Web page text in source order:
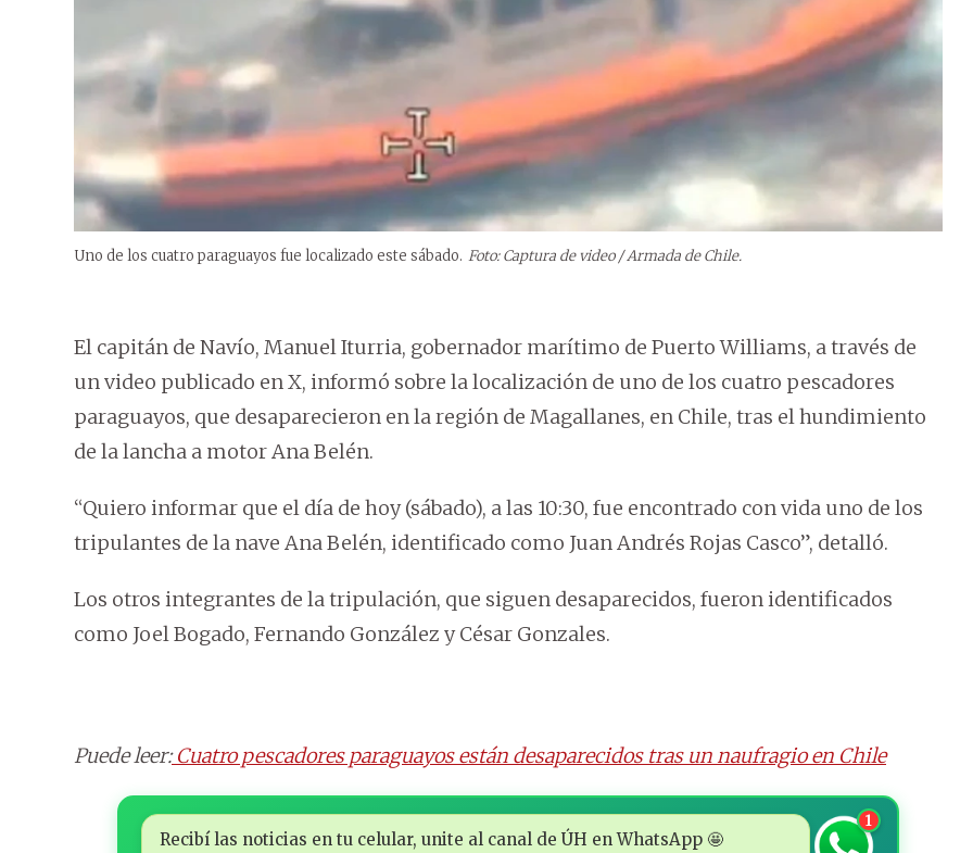
Uno de los cuatro paraguayos fue localizado este sábado. Foto: Captura de video / Armada de Chile.
El capitán de Navío, Manuel Iturria, gobernador marítimo de Puerto Williams, a través de
un video publicado en X, informó sobre la localización de uno de los cuatro pescadores
paraguayos, que desaparecieron en la región de Magallanes, en Chile, tras el hundimiento
de la lancha a motor Ana Belén.
“Quiero informar que el día de hoy (sábado), a las 10:30, fue encontrado con vida uno de los
tripulantes de la nave Ana Belén, identificado como Juan Andrés Rojas Casco”, detalló.
Los otros integrantes de la tripulación, que siguen desaparecidos, fueron identificados
como Joel Bogado, Fernando González y César Gonzales.
Puede leer:Cuatro pescadores paraguayos están desaparecidos tras un naufragio en Chile
Recibí las noticias en tu celular, unite al canal de ÚH en WhatsApp 🤩
1